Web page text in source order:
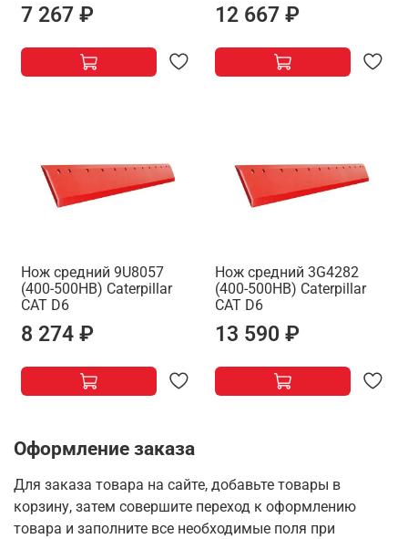
7 267 ₽ 12 667 ₽
Нож средний 9U8057
(400-500HB) Caterpillar
САТ D6
8 274 ₽
Нож средний 3G4282
(400-500HB) Caterpillar
САТ D6
13 590 ₽
Оформление заказа
Для заказа товара на сайте, добавьте товары в
корзину, затем совершите переход к оформлению
товара и заполните все необходимые поля при